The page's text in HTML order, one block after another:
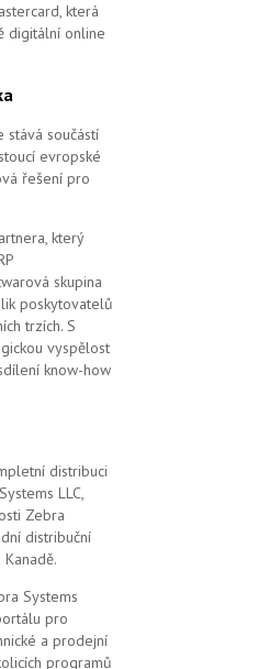
která
digitální online
stává součástí
evropské
řešení pro
který
skupina
poskytovatelů
trzích. S
vyspělost
know-how
distribuci
LLC,
Zebra
distribuční
Systems
pro
a prodejní
programů